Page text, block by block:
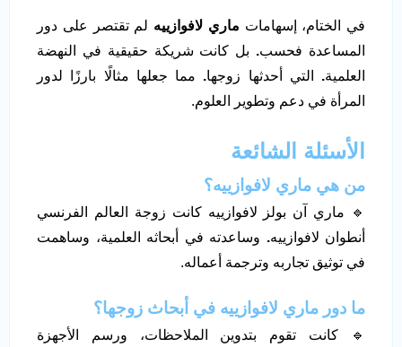
في الختام، إسهامات ماري لافوازييه لم تقتصر على دور
المساعدة فحسب. بل كانت شريكة حقيقية في النهضة
العلمية. التي أحدثها زوجها. مما جعلها مثالًا بارزًا لدور
المرأة في دعم وتطوير العلوم.
الأسئلة الشائعة
من هي ماري لافوازييه؟
🔹 ماري آن بولز لافوازييه كانت زوجة العالم الفرنسي
أنطوان لافوازييه. وساعدته في أبحاثه العلمية، وساهمت
في توثيق تجاربه وترجمة أعماله.
ما دور ماري لافوازييه في أبحاث زوجها؟
🔹 كانت تقوم بتدوين الملاحظات، ورسم الأجهزة